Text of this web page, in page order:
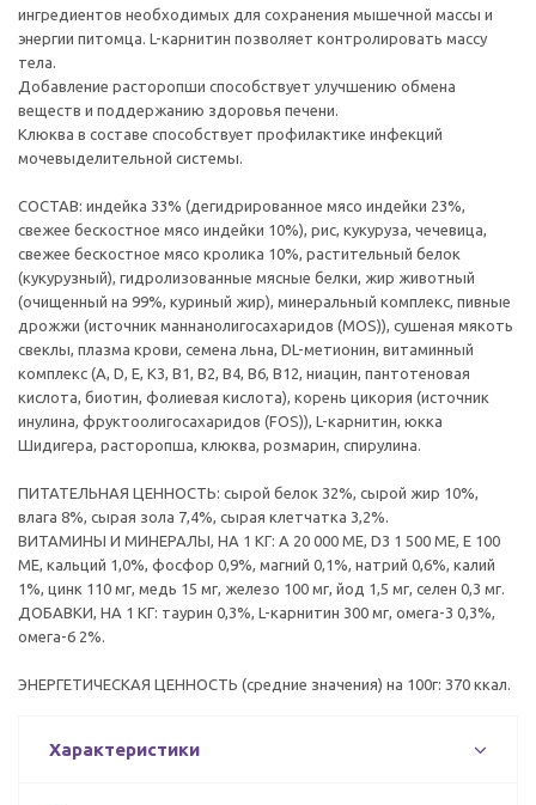
ингредиентов необходимых для сохранения мышечной массы и
энергии питомца. L-карнитин позволяет контролировать массу
тела.
Добавление расторопши способствует улучшению обмена
веществ и поддержанию здоровья печени.
Клюква в составе способствует профилактике инфекций
мочевыделительной системы.
СОСТАВ: индейка 33% (дегидрированное мясо индейки 23%,
свежее бескостное мясо индейки 10%), рис, кукуруза, чечевица,
свежее бескостное мясо кролика 10%, растительный белок
(кукурузный), гидролизованные мясные белки, жир животный
(очищенный на 99%, куриный жир), минеральный комплекс, пивные
дрожжи (источник маннанолигосахаридов (MOS)), сушеная мякоть
свеклы, плазма крови, семена льна, DL-метионин, витаминный
комплекс (А, D, E, К3, В1, В2, В4, В6, В12, ниацин, пантотеновая
кислота, биотин, фолиевая кислота), корень цикория (источник
инулина, фруктоолигосахаридов (FOS)), L-карнитин, юкка
Шидигера, расторопша, клюква, розмарин, спирулина.
ПИТАТЕЛЬНАЯ ЦЕННОСТЬ: сырой белок 32%, сырой жир 10%,
влага 8%, сырая зола 7,4%, сырая клетчатка 3,2%.
ВИТАМИНЫ И МИНЕРАЛЫ, НА 1 КГ: A 20 000 ME, D3 1 500 ME, E 100
МЕ, кальций 1,0%, фосфор 0,9%, магний 0,1%, натрий 0,6%, калий
1%, цинк 110 мг, медь 15 мг, железо 100 мг, йод 1,5 мг, селен 0,3 мг.
ДОБАВКИ, НА 1 КГ: таурин 0,3%, L-карнитин 300 мг, омега-3 0,3%,
омега-6 2%.
ЭНЕРГЕТИЧЕСКАЯ ЦЕННОСТЬ (средние значения) на 100г: 370 ккал.
Характеристики